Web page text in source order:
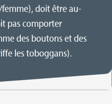
doit être au-
pas comporter
des boutons et des
les toboggans).